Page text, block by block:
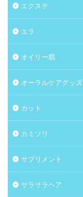
エクステ
エラ
オイリー肌
オーラルケアグッズ
カット
カミソリ
サプリメント
サラサラヘア